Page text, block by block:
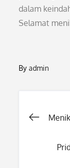
dalam
Selamat
Byadmin